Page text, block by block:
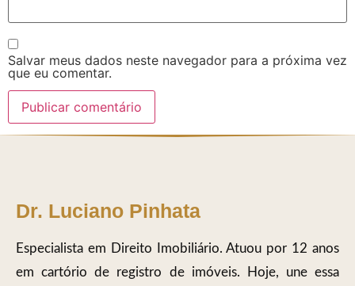
Salvar meus dados neste navegador para a próxima vez
que eu comentar.
Dr. Luciano Pinhata
Especialista em Direito Imobiliário. Atuou por 12 anos
em cartório de registro de imóveis. Hoje, une essa